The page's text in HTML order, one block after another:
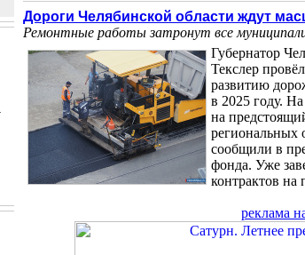
Дороги Челябинской области ждут
Ремонтные работы затронут все
Губернатор
Текслер
развитию
в 2025 году.
на
региональных
сообщили в
фонда. Уже
контрактов
реклама